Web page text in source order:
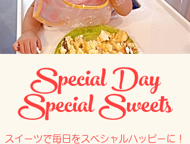
Special Day
Special Sweets
スイーツで毎日をスペシャルハッピーに！